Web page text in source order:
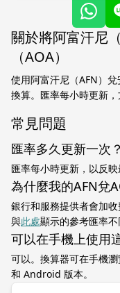
關於將阿富汗尼
（AOA）
使用阿富汗尼（AFN）
換算。匯率每小時更新，
常見問題
匯率多久更新一次？
匯率每小時更新，以反映
為什麼我的AFN兌
銀行和服務提供者會加
與此處顯示的參考匯率不
可以在手機上使用
可以。換算器可在手機瀏
和 Android 版本。